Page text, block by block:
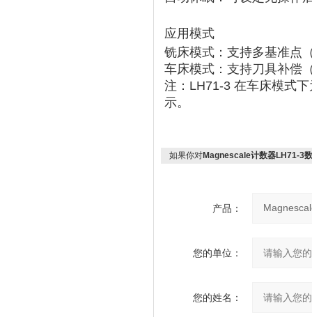
应用模式
铣床模式 ：支持多基准点
车床模式 ：支持刀具补偿
注：LH71-3 在车床模式下
示‌‌。
如果你对Magnescale计数器LH71-3
产品：
您的单位：
您的姓名：